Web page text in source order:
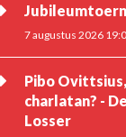
7 augustus 2026
Pibo
charlatan? -
Losser